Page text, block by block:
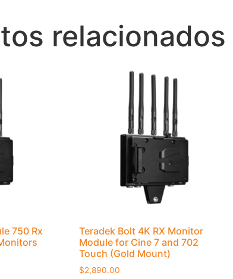
relacionados
750 Rx
Teradek Bolt 4K RX Monitor
Module for Cine 7 and 702
Touch (Gold Mount)
$2,890.00